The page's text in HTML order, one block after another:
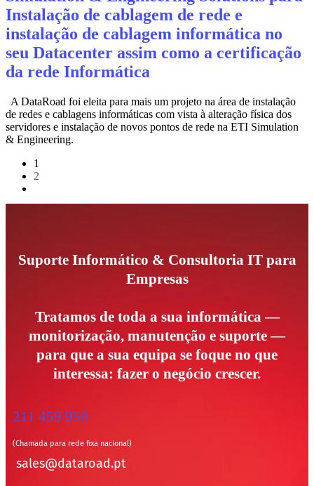
Instalação de cablagem de rede e
instalação de cablagem informática no
seu Datacenter assim como a certificação
da rede Informática
A DataRoad foi eleita para mais um projeto na área de instalação
de redes e cablagens informáticas com vista à alteração física dos
servidores e instalação de novos pontos de rede na ETI Simulation
& Engineering.
1
2
Suporte Informático & Consultoria IT para
Empresas
Tratamos de toda a sua informática —
monitorização, manutenção e suporte —
para que a sua equipa se foque no que
interessa: fazer o negócio crescer.
211 459 950
(Chamada para rede fixa nacional)
sales@dataroad.pt